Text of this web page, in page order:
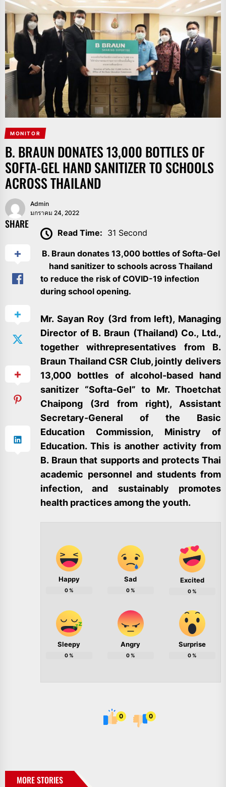
MONITOR
B. BRAUN DONATES 13,000 BOTTLES OF
SOFTA-GEL HAND SANITIZER TO SCHOOLS
ACROSS THAILAND
Admin
มกราคม 24, 2022
SHARE
Read Time: 31 Second
B. Braun donates 13,000 bottles of Softa-Gel
hand sanitizer to schools across Thailand
to reduce the risk of COVID-19 infection
during school opening.
Mr. Sayan Roy (3rd from left), Managing
Director of B. Braun (Thailand) Co., Ltd.,
togetherwithrepresentatives from B.
Braun Thailand CSR Club, jointly delivers
13,000 bottles of alcohol-based hand
sanitizer “Softa-Gel” to Mr. Thoetchat
Chaipong (3rd from right), Assistant
Secretary-General of the Basic
Education Commission, Ministry of
Education. This is another activity from
B. Braun that supports and protects Thai
academic personnel and students from
infection, and sustainably promotes
health practices among the youth.
Happy
0%
Sad
0%
Excited
0%
Sleepy
0%
Angry
0%
Surprise
0%
0 0
MORE STORIES